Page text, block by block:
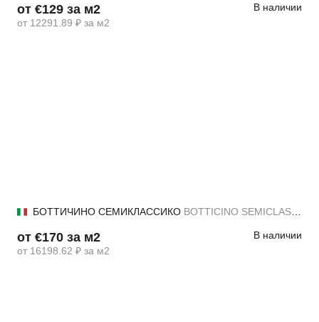
от €129 за м2
от 12291.89 ₽ за м2
В наличии
БОТТИЧИНО СЕМИКЛАССИКО BOTTICINO SEMICLASSICO
от €170 за м2
от 16198.62 ₽ за м2
В наличии